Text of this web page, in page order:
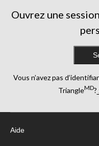
Ouvrez une
Vous n’avez pas
TriangleMD?
Aide